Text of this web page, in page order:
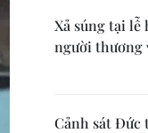
Xả súng tại lễ
người thương
Cảnh sát Đức